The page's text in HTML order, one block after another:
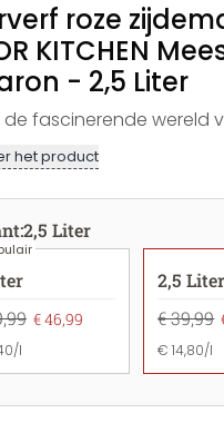
roze
KITCHEN
- 2,5 Liter
fascinerende wereld
het product
:2,5 Liter
€ 46,99
l
2,5 Liter
€ 39,99
€ 14,80/l